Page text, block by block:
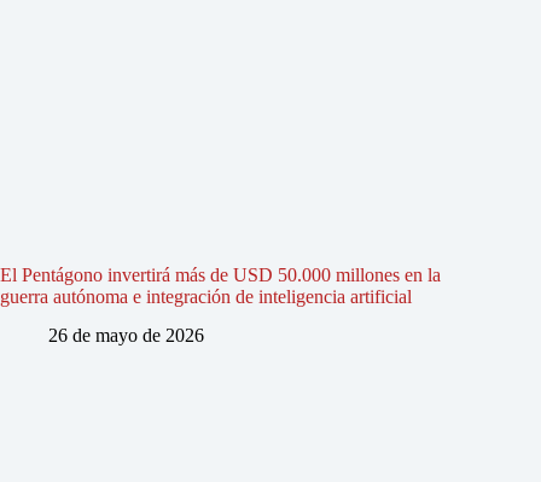
El Pentágono invertirá más de USD 50.000 millones en la
guerra autónoma e integración de inteligencia artificial
26 de mayo de 2026